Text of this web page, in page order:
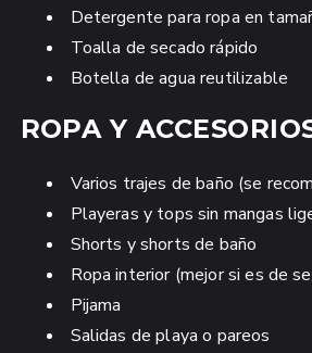
Detergente para ropa en
Toalla de secado rápido
Botella de agua reutilizable
ROPA Y
Varios trajes de baño (se
Playeras y tops sin mangas
Shorts y shorts de baño
Ropa interior (mejor si es de
Pijama
Salidas de playa o pareos